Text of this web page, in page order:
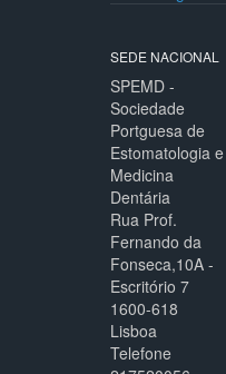
SEDE NACIONAL
SPEMD -
Sociedade
Portguesa de
Estomatologia e
Medicina
Dentária
Rua Prof.
Fernando da
Fonseca,10A -
Escritório 7
1600-618
Lisboa
Telefone